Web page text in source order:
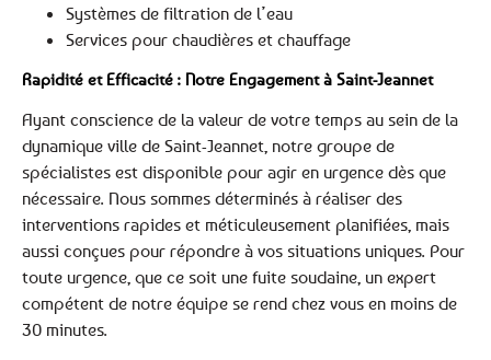
Systèmes de filtration de l’eau
Services pour chaudières et chauffage
Rapidité et Efficacité : Notre Engagement à Saint-Jeannet
Ayant conscience de la valeur de votre temps au sein de la
dynamique ville de Saint-Jeannet, notre groupe de
spécialistes est disponible pour agir en urgence dès que
nécessaire. Nous sommes déterminés à réaliser des
interventions rapides et méticuleusement planifiées, mais
aussi conçues pour répondre à vos situations uniques. Pour
toute urgence, que ce soit une fuite soudaine, un expert
compétent de notre équipe se rend chez vous en moins de
30 minutes.